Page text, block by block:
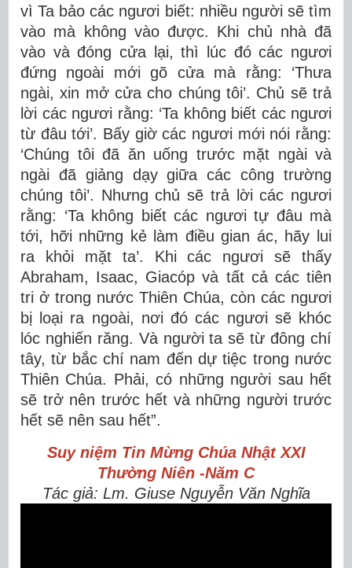
vì Ta bảo các ngươi biết: nhiều người sẽ tìm
vào mà không vào được. Khi chủ nhà đã
vào và đóng cửa lại, thì lúc đó các ngươi
đứng ngoài mới gõ cửa mà rằng: ‘Thưa
ngài, xin mở cửa cho chúng tôi’. Chủ sẽ trả
lời các ngươi rằng: ‘Ta không biết các ngươi
từ đâu tới’. Bấy giờ các ngươi mới nói rằng:
‘Chúng tôi đã ăn uống trước mặt ngài và
ngài đã giảng dạy giữa các công trường
chúng tôi’. Nhưng chủ sẽ trả lời các ngươi
rằng: ‘Ta không biết các ngươi tự đâu mà
tới, hỡi những kẻ làm điều gian ác, hãy lui
ra khỏi mặt ta’. Khi các ngươi sẽ thấy
Abraham, Isaac, Giacóp và tất cả các tiên
tri ở trong nước Thiên Chúa, còn các ngươi
bị loại ra ngoài, nơi đó các ngươi sẽ khóc
lóc nghiến răng. Và người ta sẽ từ đông chí
tây, từ bắc chí nam đến dự tiệc trong nước
Thiên Chúa. Phải, có những người sau hết
sẽ trở nên trước hết và những người trước
hết sẽ nên sau hết”.
Suy niệm Tin Mừng Chúa Nhật XXI
Thường Niên -Năm C
Tác giả: Lm. Giuse Nguyễn Văn Nghĩa